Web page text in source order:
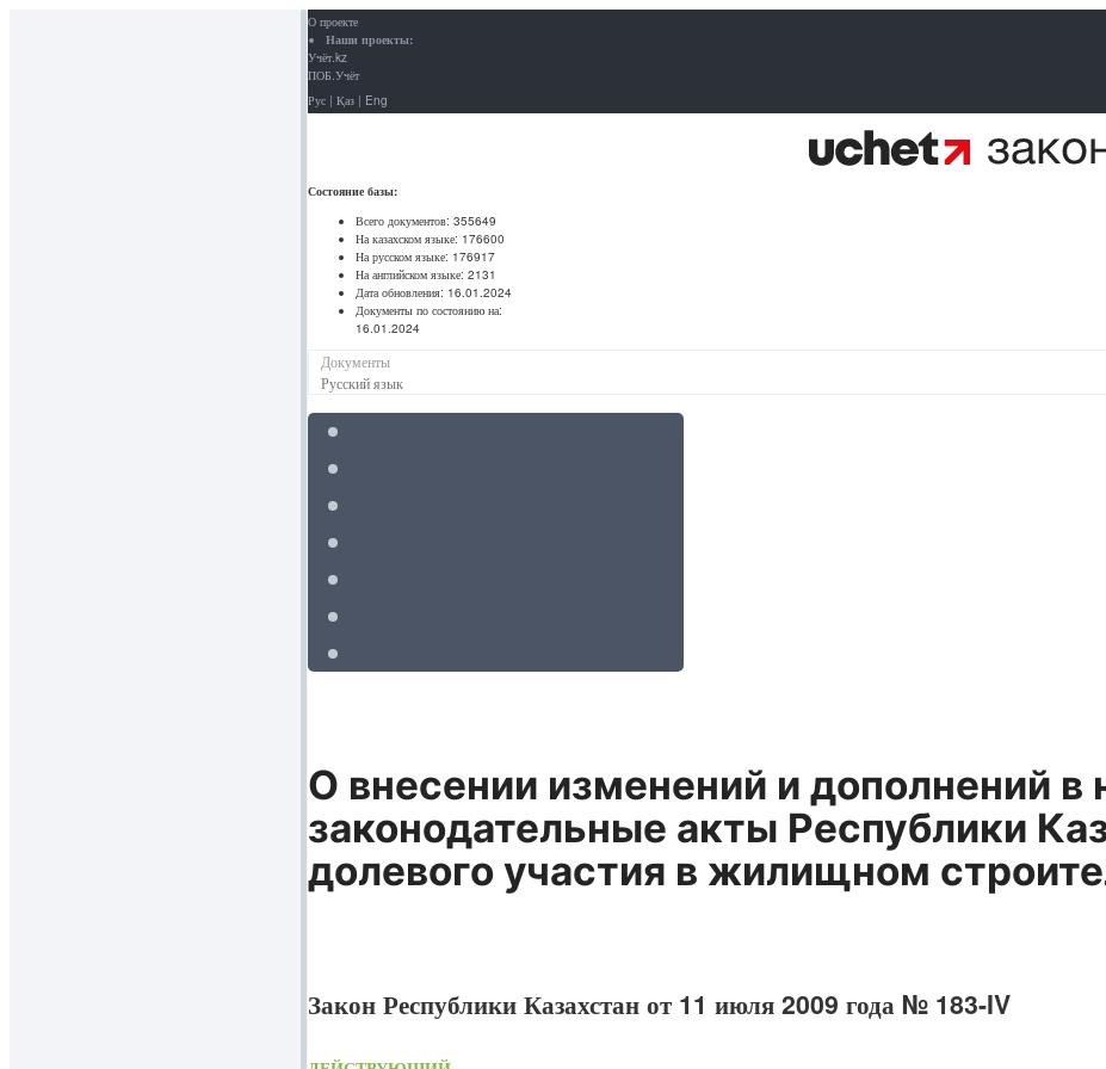
О проекте
Наши проекты:
Учёт.kz
ПОБ.Учёт
Рус | Қаз | Eng
Состояние базы:
Всего документов: 355649
На казахском языке: 176600
На русском языке: 176917
На английском языке: 2131
Дата обновления: 16.01.2024
Документы по состоянию на:
16.01.2024
Документы
Русский язык
О внесении изменений и дополнений в
законодательные акты Республики
долевого участия в жилищном
Закон Республики Казахстан от 11 июля 2009 года № 183-IV